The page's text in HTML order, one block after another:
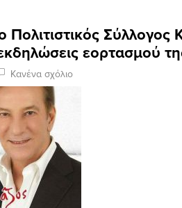
Σύλλογος
εορτασμού
Κανένα σχόλιο